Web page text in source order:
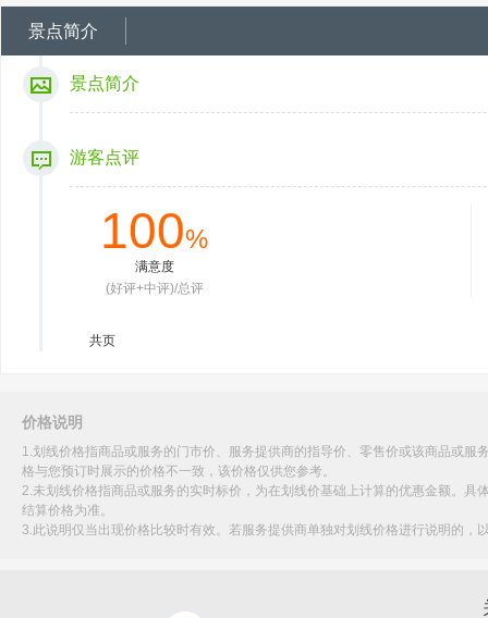
景点简介
景点简介
游客点评
100%
满意度
(好评+中评)/总评
共页
价格说明
1.划线价格指商品或服务的门市价、服务提供商的指导价、零售价或该商品或
格与您预订时展示的价格不一致，该价格仅供您参考。
2.未划线价格指商品或服务的实时标价，为在划线价基础上计算的优惠金额。
结算价格为准。
3.此说明仅当出现价格比较时有效。若服务提供商单独对划线价格进行说明的